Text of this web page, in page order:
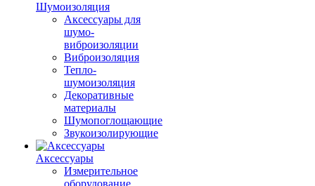
Шумоизоляция
Аксессуары для
шумо-
виброизоляции
Виброизоляция
Тепло-
шумоизоляция
Декоративные
материалы
Шумопоглощающие
Звукоизолирующие
Аксессуары
Измерительное
оборудование